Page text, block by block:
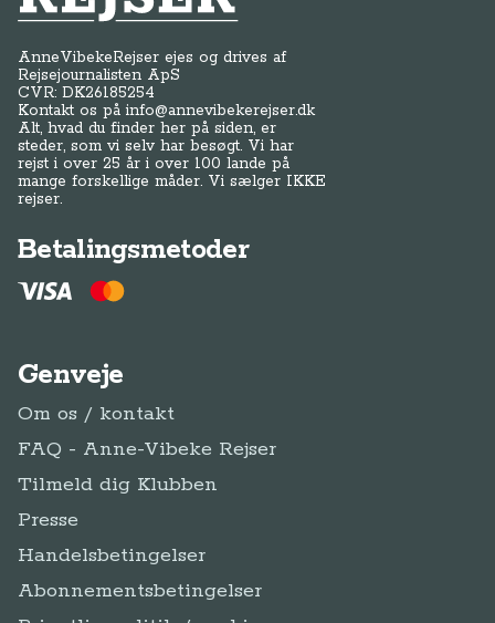
AnneVibekeRejser ejes og drives af
Rejsejournalisten ApS
CVR: DK26185254
Kontakt os påinfo@annevibekerejser.dk
Alt, hvad du finder her på siden, er
steder, som vi selv har besøgt. Vi har
rejst i over 25 år i over 100 lande på
mange forskellige måder. Vi sælger IKKE
rejser.
Betalingsmetoder
Genveje
Om os / kontakt
FAQ - Anne-Vibeke Rejser
Tilmeld dig Klubben
Presse
Handelsbetingelser
Abonnementsbetingelser